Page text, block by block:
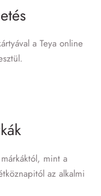
a Teya online
mint a
az alkalmi